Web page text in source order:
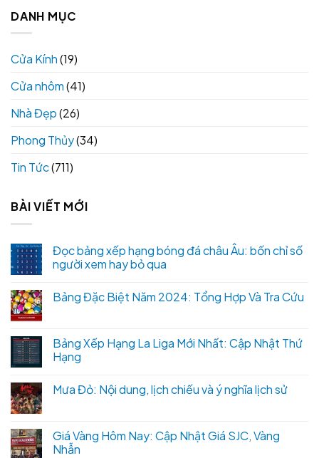
DANH MỤC
Cửa Kính(19)
Cửa nhôm(41)
Nhà Đẹp(26)
Phong Thủy(34)
Tin Tức(711)
BÀI VIẾT MỚI
Đọc bảng xếp hạng bóng đá châu Âu: bốn chỉ số
người xem hay bỏ qua
Bảng Đặc Biệt Năm 2024: Tổng Hợp Và Tra Cứu
Bảng Xếp Hạng La Liga Mới Nhất: Cập Nhật Thứ
Hạng
Mưa Đỏ: Nội dung, lịch chiếu và ý nghĩa lịch sử
Giá Vàng Hôm Nay: Cập Nhật Giá SJC, Vàng
Nhẫn